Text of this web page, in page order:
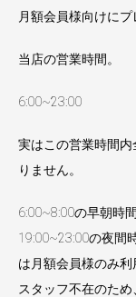
月額会員様向けにプ
当店の営業時間。
6:00~23:00
実はこの営業時間
りません。
6:00~8:00の早朝時間
19:00~23:00の夜間
は月額会員様のみ利
スタッフ不在のた